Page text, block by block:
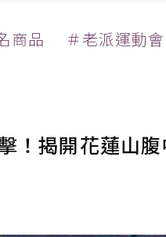
商品 ＃老派運動
！揭開花蓮山